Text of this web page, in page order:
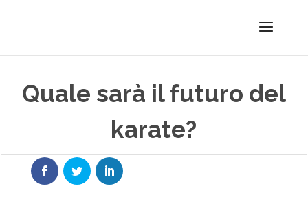
Quale sarà il futuro del
karate?